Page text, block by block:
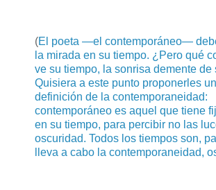
(El poeta —el contemporáneo—
la mirada en su tiempo. ¿Pero qué
ve su tiempo, la sonrisa demente de
Quisiera a este punto proponerles
definición de la contemporaneidad:
contemporáneo es aquel que tiene
en su tiempo, para percibir no las
oscuridad. Todos los tiempos son,
lleva a cabo la contemporaneidad,